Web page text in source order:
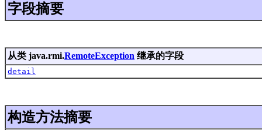
字段摘要
从类 java.rmi.RemoteException 继承的字段
detail
构造方法摘要